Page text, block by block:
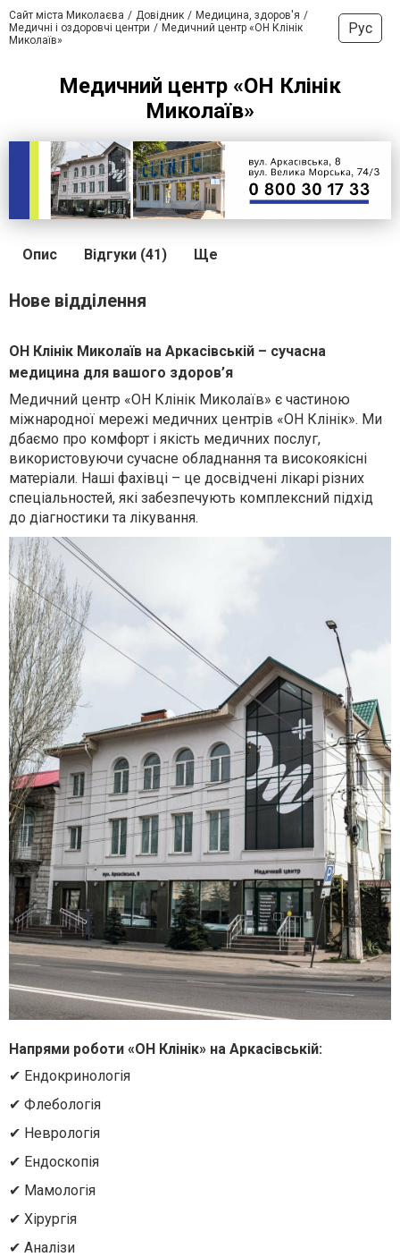
Сайт міста Миколаєва Довідник
Медицина, здоров'я
Медичні і оздоровчі центри
Медичний центр «ОН Клінік
Миколаїв»
Рус
Медичний центр «ОН Клінік
Миколаїв»
Опис Відгуки (41) Ще
Нове відділення
ОН Клінік Миколаїв на Аркасівській – сучасна
медицина для вашого здоров’я
Медичний центр «ОН Клінік Миколаїв» є частиною
міжнародної мережі медичних центрів «ОН Клінік». Ми
дбаємо про комфорт і якість медичних послуг,
використовуючи сучасне обладнання та високоякісні
матеріали. Наші фахівці – це досвідчені лікарі різних
спеціальностей, які забезпечують комплексний підхід
до діагностики та лікування.
Напрями роботи «ОН Клінік» на Аркасівській:
✔ Ендокринологія
✔ Флебологія
✔ Неврологія
✔ Ендоскопія
✔ Мамологія
✔ Хірургія
✔ Аналізи